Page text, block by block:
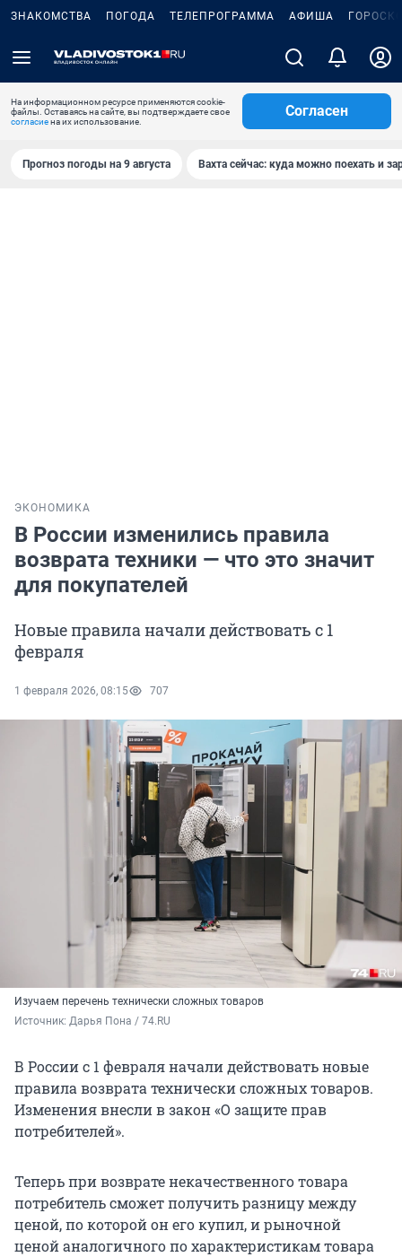
ЗНАКОМСТВА ПОГОДА ТЕЛЕПРОГРАММА АФИША
На информационном ресурсе применяются cookie-
файлы. Оставаясь на сайте, вы подтверждаете свое
согласиена их использование.
Согласен
Прогноз погоды на 9 августа Вахта сейчас: куда можно поехать и
ЭКОНОМИКА
В России изменились правила
возврата техники — что это значит
для покупателей
Новые правила начали действовать с 1
февраля
1 февраля 2026, 08:15 707
Изучаем перечень технически сложных товаров
Источник: Дарья Пона / 74.RU
В России с 1 февраля начали действовать новые
правила возврата технически сложных товаров.
Изменения внесли в закон «О защите прав
потребителей».
Теперь при возврате некачественного товара
потребитель сможет получить разницу между
ценой, по которой он его купил, и рыночной
ценой аналогичного по характеристикам товара